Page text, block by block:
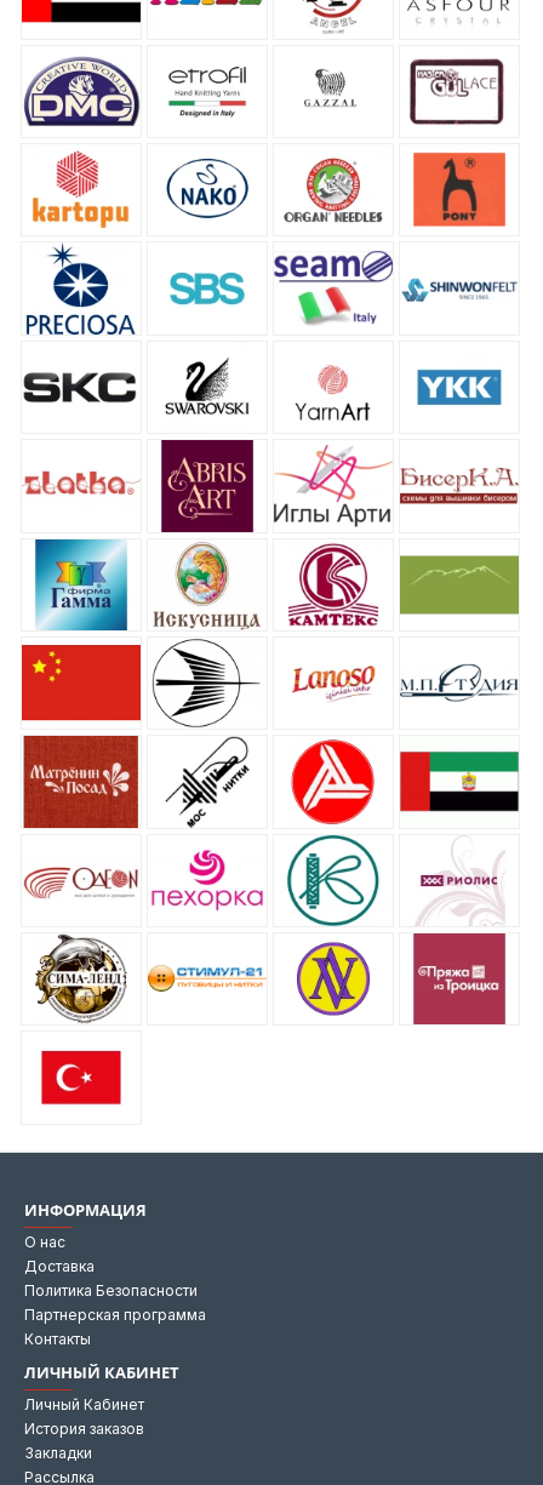
ИНФОРМАЦИЯ
О нас
Доставка
Политика Безопасности
Партнерская программа
Контакты
ЛИЧНЫЙ КАБИНЕТ
Личный Кабинет
История заказов
Закладки
Рассылка